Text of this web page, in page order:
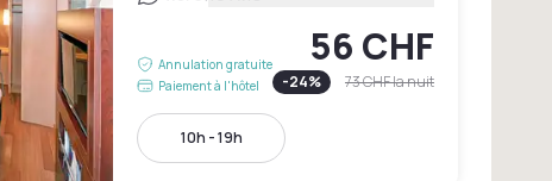
Annulation gratuite
Paiement à l'hôtel
56 CHF
-24% 73 CHFla nuit
10h - 19h